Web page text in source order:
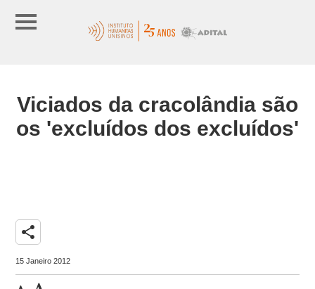
Viciados da cracolândia são
os 'excluídos dos excluídos'
share
15 Janeiro 2012